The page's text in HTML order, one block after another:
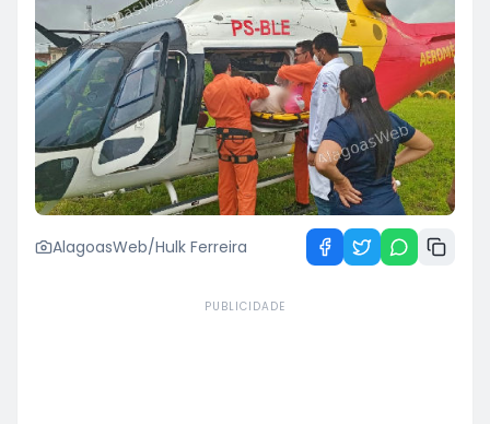
AlagoasWeb/Hulk Ferreira
PUBLICIDADE